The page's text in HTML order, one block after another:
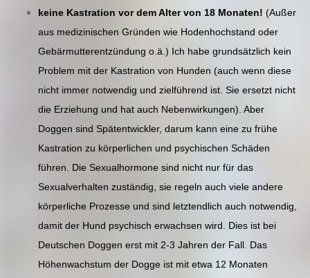
keine Kastration vor dem Alter von 18 Monaten! (Außer
aus medizinischen Gründen wie Hodenhochstand oder
Gebärmutterentzündung o.ä.) Ich habe grundsätzlich kein
Problem mit der Kastration von Hunden (auch wenn diese
nicht immer notwendig und zielführend ist. Sie ersetzt nicht
die Erziehung und hat auch Nebenwirkungen). Aber
Doggen sind Spätentwickler, darum kann eine zu frühe
Kastration zu körperlichen und psychischen Schäden
führen. Die Sexualhormone sind nicht nur für das
Sexualverhalten zuständig, sie regeln auch viele andere
körperliche Prozesse und sind letztendlich auch notwendig,
damit der Hund psychisch erwachsen wird. Dies ist bei
Deutschen Doggen erst mit 2-3 Jahren der Fall. Das
Höhenwachstum der Dogge ist mit etwa 12 Monaten